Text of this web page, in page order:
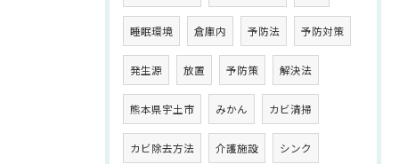
睡眠環境 倉庫内 予防法 予防対策
発生源 放置 予防策 解決法
熊本県宇土市 みかん カビ清掃
カビ除去方法 介護施設 シンク